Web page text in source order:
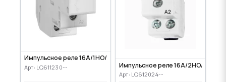
Импульсное реле 16А/1НО/230VAC
Арт: LQ611230-- Импульсное реле 16А/2НО/24VAC/
Арт: LQ612024--